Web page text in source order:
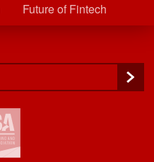
Future of Fintech